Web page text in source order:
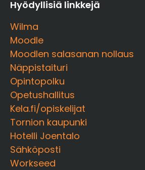
Hyödyllisiä linkkejä
Wilma
Moodle
Moodlen salasanan nollaus
Näppistaituri
Opintopolku
Opetushallitus
Kela.fi/opiskelijat
Tornion kaupunki
Hotelli Joentalo
Sähköposti
Workseed